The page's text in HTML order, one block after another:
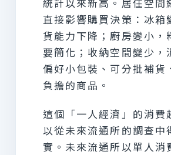
直接影響購買決策：冰箱
貨能力下降；廚房變小，
要簡化；收納空間變少，
偏好小包裝、可分批補貨
負擔的商品。
這個「一人經濟」的消費
以從未來流通所的調查中
實。未來流通所以單人消